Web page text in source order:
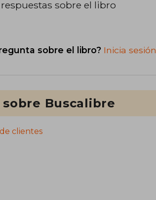
sobre el libro
sobre el libro? Inicia sesión
Buscalibre
clientes